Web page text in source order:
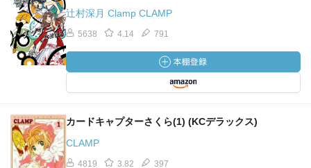
辻村深月 Clamp CLAMP
5638 4.14 791
カードキャプターさくら(1) (KCデラックス)
CLAMP
4819 3.82 397